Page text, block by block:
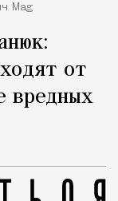
Mag
от
вредных